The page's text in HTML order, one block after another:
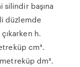
başına
düzlemde
h.
cm³.
dm³.